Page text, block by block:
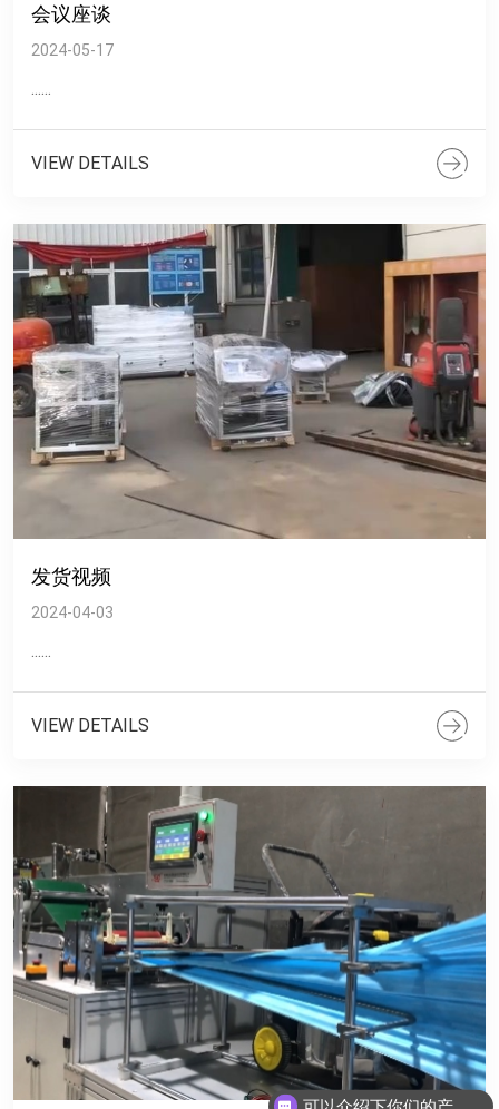
会议座谈
2024-05-17
......
VIEW DETAILS
发货视频
2024-04-03
VIEW DETAILS